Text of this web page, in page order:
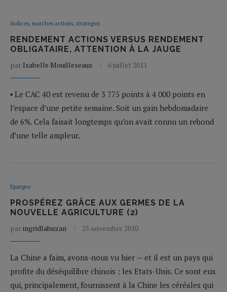
Indices, marches actions, strategies
RENDEMENT ACTIONS VERSUS RENDEMENT
OBLIGATAIRE, ATTENTION À LA JAUGE
par Isabelle Mouilleseaux 6 juillet 2011
▪ Le CAC 40 est revenu de 3 775 points à 4 000 points en
l’espace d’une petite semaine. Soit un gain hebdomadaire
de 6%. Cela faisait longtemps qu’on avait connu un rebond
d’une telle ampleur.
Epargne
PROSPÉREZ GRÂCE AUX GERMES DE LA
NOUVELLE AGRICULTURE (2)
paringridlabuzan 25 novembre 2010
La Chine a faim, avons-nous vu hier — et il est un pays qui
profite du déséquilibre chinois : les Etats-Unis. Ce sont eux
qui, principalement, fournissent à la Chine les céréales qui